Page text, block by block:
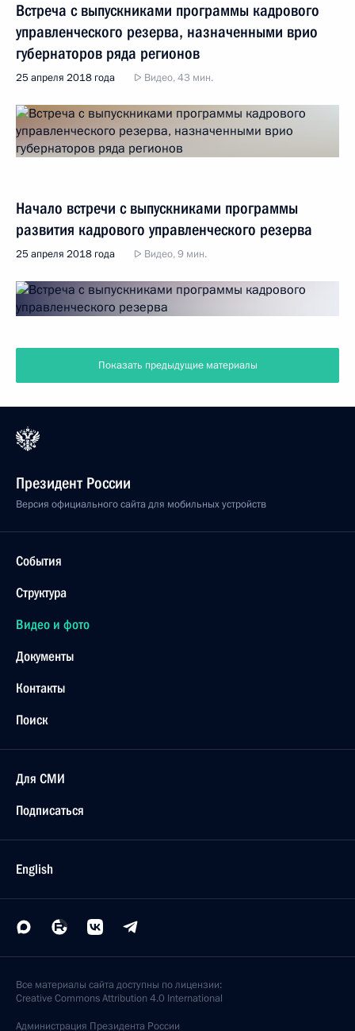
Встреча с выпускниками программы кадрового
управленческого резерва, назначенными врио
губернаторов ряда регионов
25 апреля 2018 года Видео, 43 мин.
Начало встречи с выпускниками программы
развития кадрового управленческого резерва
25 апреля 2018 года Видео, 9 мин.
Показать предыдущие материалы
Президент России
Версия официального сайта для мобильных устройств
События
Структура
Видео и фото
Документы
Контакты
Поиск
Для СМИ
Подписаться
English
Все материалы сайта доступны по лицензии:
Creative Commons Attribution 4.0 International
Администрация Президента России